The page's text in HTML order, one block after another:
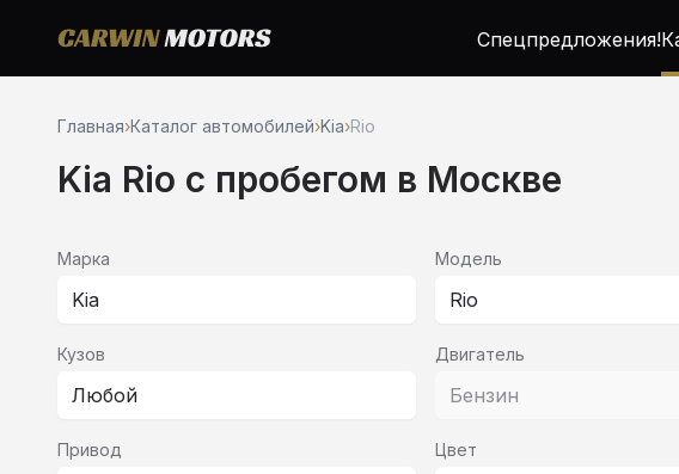
Спецпредложения!
Главная›Каталог автомобилей›Kia›Rio
Kia Rio c пробегом в Москве
Марка
Kia
Модель
Rio
Кузов
Любой
Двигатель
Бензин
Привод Цвет